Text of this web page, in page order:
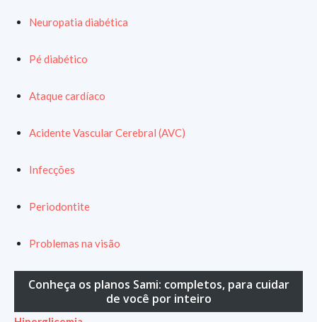
Neuropatia diabética
Pé diabético
Ataque cardíaco
Acidente Vascular Cerebral (AVC)
Infecções
Periodontite
Problemas na visão
Conheça os planos Sami: completos, para cuidar
de você por inteiro